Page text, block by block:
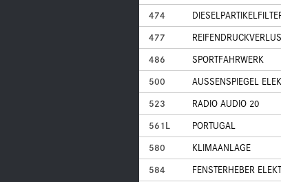
474
477
486
SPORTFAHRWERK
500
AUSSENSPIEGEL
523
RADIO AUDIO 20
561L
PORTUGAL
580
KLIMAANLAGE
584
FENSTERHEBER